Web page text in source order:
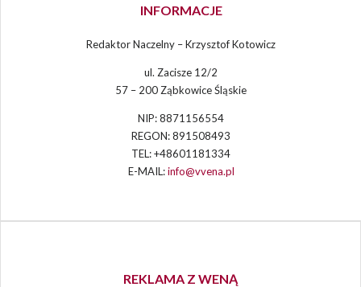
INFORMACJE
Redaktor Naczelny – Krzysztof Kotowicz
ul. Zacisze 12/2
57 – 200 Ząbkowice Śląskie
NIP: 8871156554
REGON: 891508493
TEL: +48601181334
E-MAIL:info@vvena.pl
REKLAMA Z WENĄ